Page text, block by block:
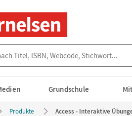
Grundschule
Produkte Access - Interaktive